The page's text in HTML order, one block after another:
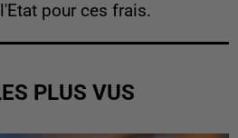
pour ces frais.
PLUS VUS